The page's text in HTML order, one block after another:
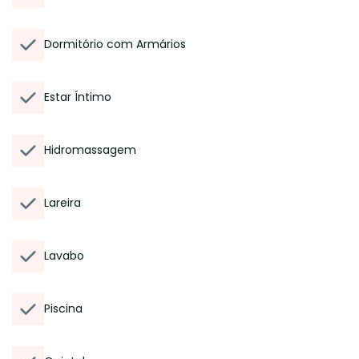
Dormitório com Armários
Estar Íntimo
Hidromassagem
Lareira
Lavabo
Piscina